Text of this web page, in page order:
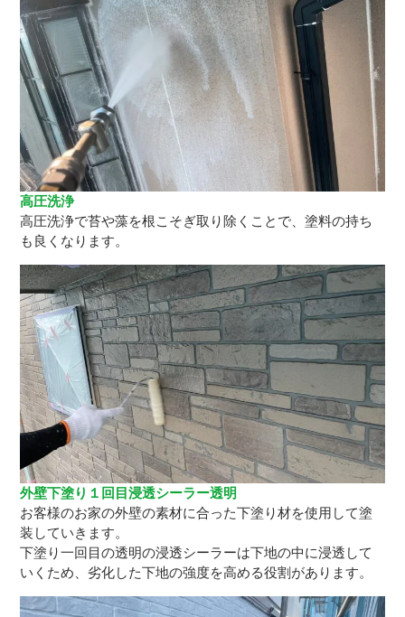
高圧洗浄
高圧洗浄で苔や藻を根こそぎ取り除くことで、塗料の持ち
も良くなります。
外壁下塗り１回目浸透シーラー透明
お客様のお家の外壁の素材に合った下塗り材を使用して塗
装していきます。
下塗り一回目の透明の浸透シーラーは下地の中に浸透して
いくため、劣化した下地の強度を高める役割があります。